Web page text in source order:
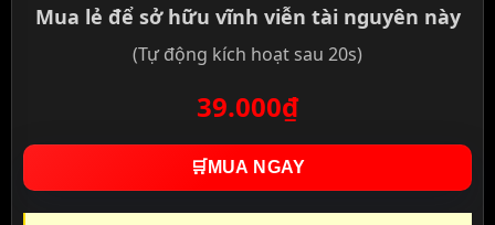
Mua lẻ để sở hữu vĩnh viễn tài nguyên này
(Tự động kích hoạt sau 20s)
39.000₫
🛒 MUA NGAY